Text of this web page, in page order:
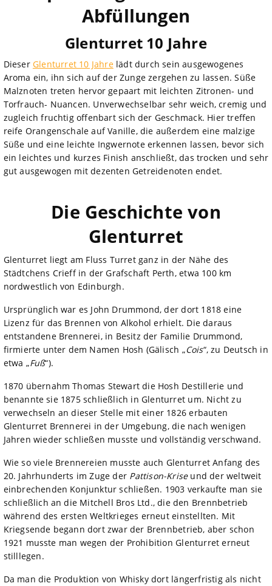
Abfüllungen
Glenturret 10 Jahre
Dieser Glenturret 10 Jahrelädt durch sein ausgewogenes
Aroma ein, ihn sich auf der Zunge zergehen zu lassen. Süße
Malznoten treten hervor gepaart mit leichten Zitronen- und
Torfrauch- Nuancen. Unverwechselbar sehr weich, cremig und
zugleich fruchtig offenbart sich der Geschmack. Hier treffen
reife Orangenschale auf Vanille, die außerdem eine malzige
Süße und eine leichte Ingwernote erkennen lassen, bevor sich
ein leichtes und kurzes Finish anschließt, das trocken und sehr
gut ausgewogen mit dezenten Getreidenoten endet.
Die Geschichte von
Glenturret
Glenturret liegt am Fluss Turret ganz in der Nähe des
Städtchens Crieff in der Grafschaft Perth, etwa 100 km
nordwestlich von Edinburgh.
Ursprünglich war es John Drummond, der dort 1818 eine
Lizenz für das Brennen von Alkohol erhielt. Die daraus
entstandene Brennerei, in Besitz der Familie Drummond,
firmierte unter dem Namen Hosh (Gälisch „Cois“, zu Deutsch in
etwa „Fuß“).
1870 übernahm Thomas Stewart die Hosh Destillerie und
benannte sie 1875 schließlich in Glenturret um. Nicht zu
verwechseln an dieser Stelle mit einer 1826 erbauten
Glenturret Brennerei in der Umgebung, die nach wenigen
Jahren wieder schließen musste und vollständig verschwand.
Wie so viele Brennereien musste auch Glenturret Anfang des
20. Jahrhunderts im Zuge der Pattison-Kriseund der weltweit
einbrechenden Konjunktur schließen. 1903 verkaufte man sie
schließlich an die Mitchell Bros Ltd., die den Brennbetrieb
während des ersten Weltkrieges erneut einstellten. Mit
Kriegsende begann dort zwar der Brennbetrieb, aber schon
1921 musste man wegen der Prohibition Glenturret erneut
stilllegen.
Da man die Produktion von Whisky dort längerfristig als nicht